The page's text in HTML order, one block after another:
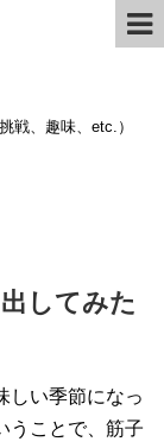
戦、趣味、etc.）
してみた
しい季節になっ
うことで、筋子